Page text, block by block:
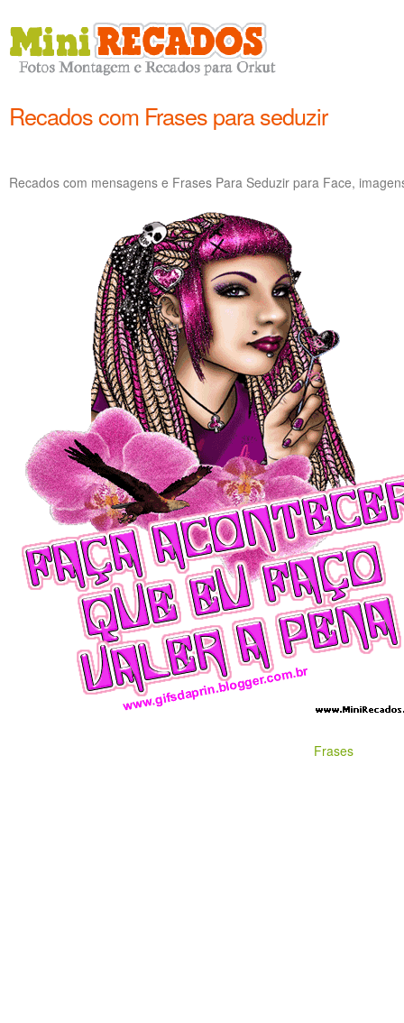
Recados com Frases para seduzir
Recados com mensagens e Frases Para Seduzir para Face,
Frases